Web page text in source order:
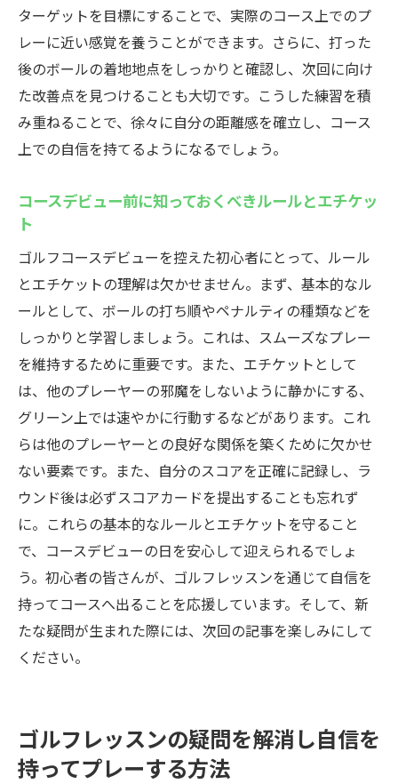
ターゲットを目標にすることで、実際のコース上でのプ
レーに近い感覚を養うことができます。さらに、打った
後のボールの着地地点をしっかりと確認し、次回に向け
た改善点を見つけることも大切です。こうした練習を積
み重ねることで、徐々に自分の距離感を確立し、コース
上での自信を持てるようになるでしょう。
コースデビュー前に知っておくべきルールとエチケッ
ト
ゴルフコースデビューを控えた初心者にとって、ルール
とエチケットの理解は欠かせません。まず、基本的なル
ールとして、ボールの打ち順やペナルティの種類などを
しっかりと学習しましょう。これは、スムーズなプレー
を維持するために重要です。また、エチケットとして
は、他のプレーヤーの邪魔をしないように静かにする、
グリーン上では速やかに行動するなどがあります。これ
らは他のプレーヤーとの良好な関係を築くために欠かせ
ない要素です。また、自分のスコアを正確に記録し、ラ
ウンド後は必ずスコアカードを提出することも忘れず
に。これらの基本的なルールとエチケットを守ること
で、コースデビューの日を安心して迎えられるでしょ
う。初心者の皆さんが、ゴルフレッスンを通じて自信を
持ってコースへ出ることを応援しています。そして、新
たな疑問が生まれた際には、次回の記事を楽しみにして
ください。
ゴルフレッスンの疑問を解消し自信を
持ってプレーする方法